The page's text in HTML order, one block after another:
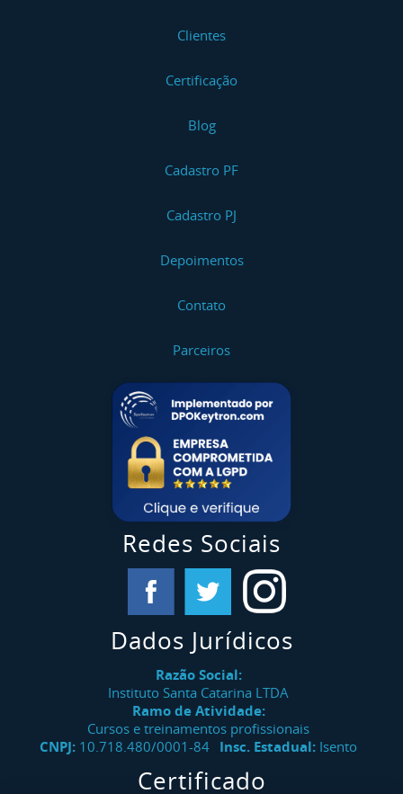
Clientes
Certificação
Blog
Cadastro PF
Cadastro PJ
Depoimentos
Contato
Parceiros
Redes Sociais
Dados Jurídicos
Razão Social:
Instituto Santa Catarina LTDA
Ramo de Atividade:
Cursos e treinamentos profissionais
CNPJ: 10.718.480/0001-84 Insc. Estadual: Isento
Certificado